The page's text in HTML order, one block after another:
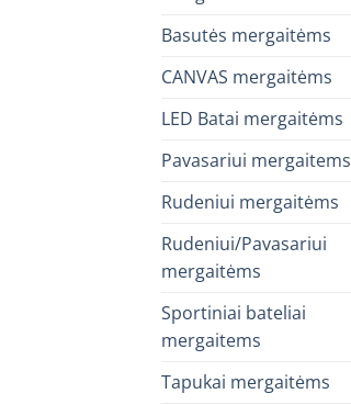
Basutės mergaitėms
CANVAS mergaitėms
LED Batai mergaitėms
Pavasariui mergaitems
Rudeniui mergaitėms
Rudeniui/Pavasariui
mergaitėms
Sportiniai bateliai
mergaitems
Tapukai mergaitėms